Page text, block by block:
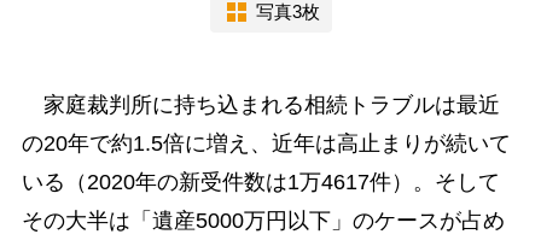
写真3枚
家庭裁判所に持ち込まれる相続トラブルは最近
の20年で約1.5倍に増え、近年は高止まりが続いて
いる（2020年の新受件数は1万4617件）。そして
その大半は「遺産5000万円以下」のケースが占め